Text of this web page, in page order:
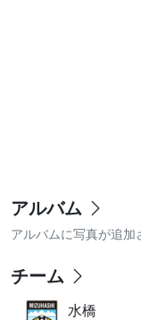
アルバム
アルバムに写真が追加
チーム
水橋